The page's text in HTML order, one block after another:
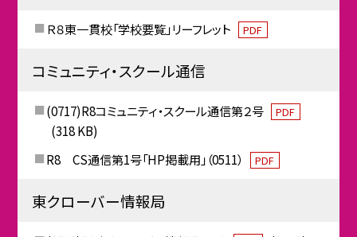
Ｒ８東一貫校「学校要覧」リーフレット PDF
コミュニティ・スクール通信
(0717)R8コミュニティ・スクール通信第２号 PDF
(318 KB)
R8 CS通信第1号「HP掲載用」（0511）
PDF
東クローバー情報局